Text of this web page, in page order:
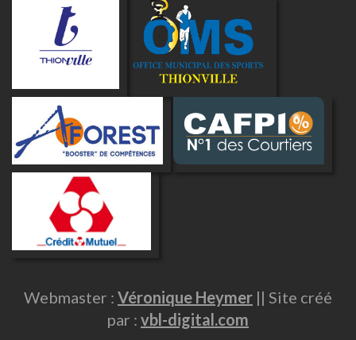
Webmaster : Véronique Heymer || Site créé
par : vbl-digital.com